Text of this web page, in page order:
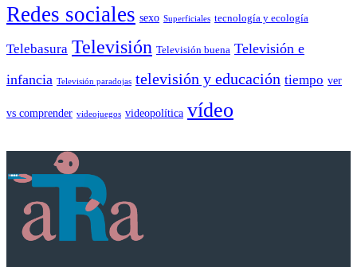
Redes sociales sexo Superficiales tecnología y ecología
Telebasura Televisión Televisión buena Televisión e
infancia Televisión paradojas televisión y educación tiempo ver
vs comprender videojuegos videopolítica vídeo